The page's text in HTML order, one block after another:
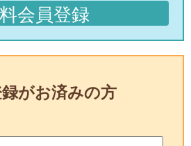
会員登録
がお済みの方